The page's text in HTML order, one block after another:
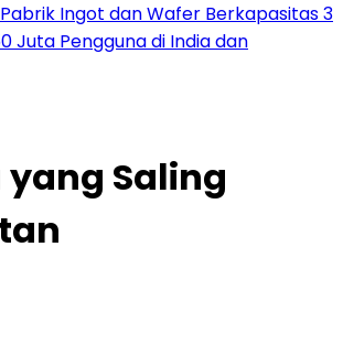
Pabrik Ingot dan Wafer Berkapasitas 3
Juta Pengguna di India dan
yang Saling